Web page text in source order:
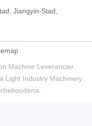
Jiangyin-Stad,
Machine Leverancier.
Light Industry Machinery